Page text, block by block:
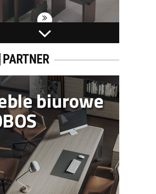
TRENDY NA RYNKU
MEBLI BIUROWYCH.
URZĄDZAMY
RECEPCJĘ
PARTNER